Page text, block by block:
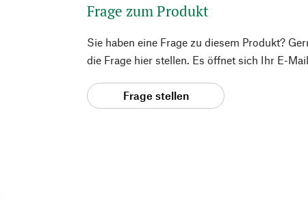
Frage zum Produkt
Sie haben eine Frage zu diesem Produkt?
die Frage hier stellen. Es öffnet sich Ihr E-
Frage stellen